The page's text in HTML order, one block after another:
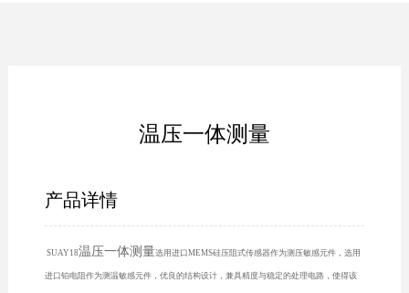
温压一体测量
产品详情
SUAY18温压一体测量选用进口MEMS硅压阻式传感器作为测压敏感元件，选用
进口铂电阻作为测温敏感元件，优良的结构设计，兼具精度与稳定的处理电路，使得该